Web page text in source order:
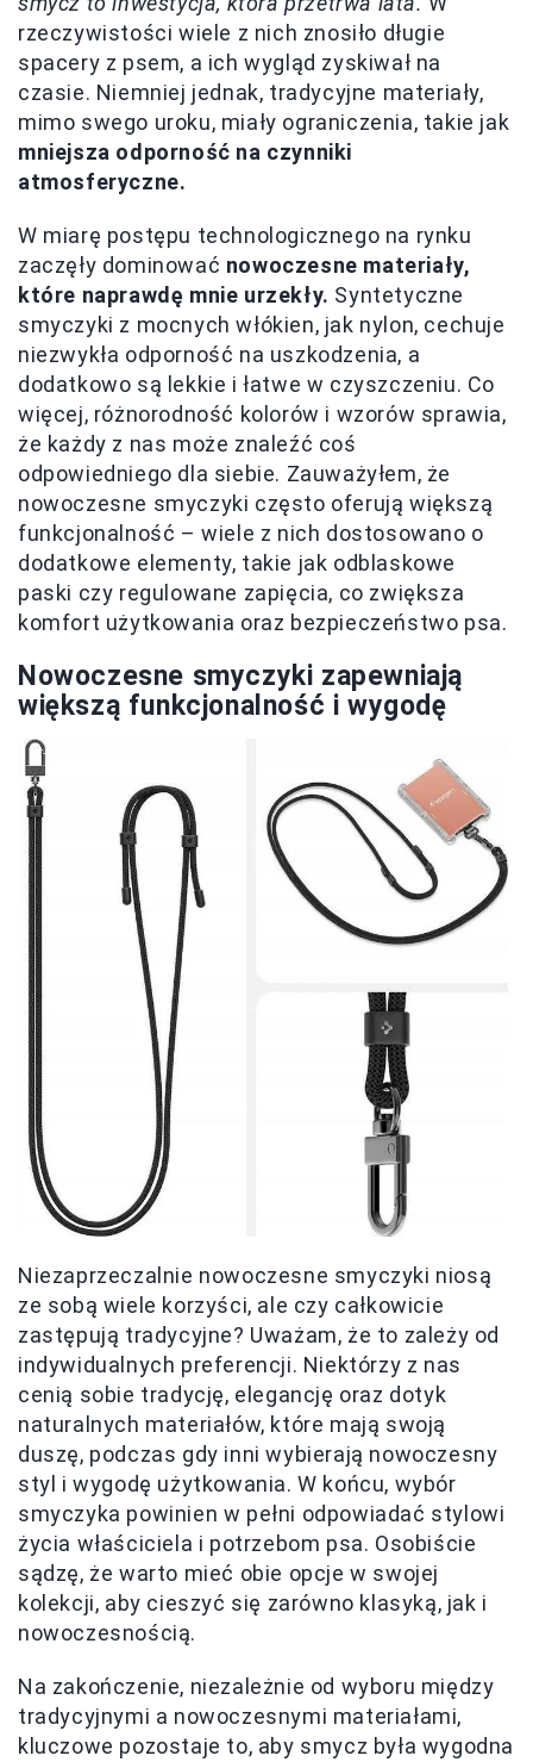
rzeczywistości wiele z nich znosiło długie
spacery z psem, a ich wygląd zyskiwał na
czasie. Niemniej jednak, tradycyjne materiały,
mimo swego uroku, miały ograniczenia, takie jak
mniejsza odporność na czynniki
atmosferyczne.
W miarę postępu technologicznego na rynku
zaczęły dominować nowoczesne materiały,
które naprawdę mnie urzekły. Syntetyczne
smyczyki z mocnych włókien, jak nylon, cechuje
niezwykła odporność na uszkodzenia, a
dodatkowo są lekkie i łatwe w czyszczeniu. Co
więcej, różnorodność kolorów i wzorów sprawia,
że każdy z nas może znaleźć coś
odpowiedniego dla siebie. Zauważyłem, że
nowoczesne smyczyki często oferują większą
funkcjonalność – wiele z nich dostosowano o
dodatkowe elementy, takie jak odblaskowe
paski czy regulowane zapięcia, co zwiększa
komfort użytkowania oraz bezpieczeństwo psa.
Nowoczesne smyczyki zapewniają
większą funkcjonalność i wygodę
Niezaprzeczalnie nowoczesne smyczyki niosą
ze sobą wiele korzyści, ale czy całkowicie
zastępują tradycyjne? Uważam, że to zależy od
indywidualnych preferencji. Niektórzy z nas
cenią sobie tradycję, elegancję oraz dotyk
naturalnych materiałów, które mają swoją
duszę, podczas gdy inni wybierają nowoczesny
styl i wygodę użytkowania. W końcu, wybór
smyczyka powinien w pełni odpowiadać stylowi
życia właściciela i potrzebom psa. Osobiście
sądzę, że warto mieć obie opcje w swojej
kolekcji, aby cieszyć się zarówno klasyką, jak i
nowoczesnością.
Na zakończenie, niezależnie od wyboru między
tradycyjnymi a nowoczesnymi materiałami,
kluczowe pozostaje to, aby smycz była wygodna